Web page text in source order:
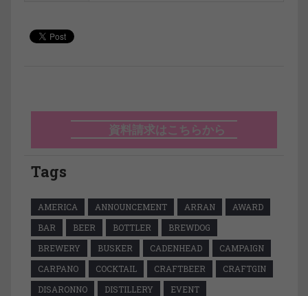
資料請求はこちらから
Tags
AMERICA ANNOUNCEMENT ARRAN
AWARD
BAR
BEER BOTTLER
BREWDOG
BREWERY
BUSKER CADENHEAD
CAMPAIGN
CARPANO
COCKTAIL CRAFTBEER
CRAFTGIN
DISARONNO
DISTILLERY
EVENT